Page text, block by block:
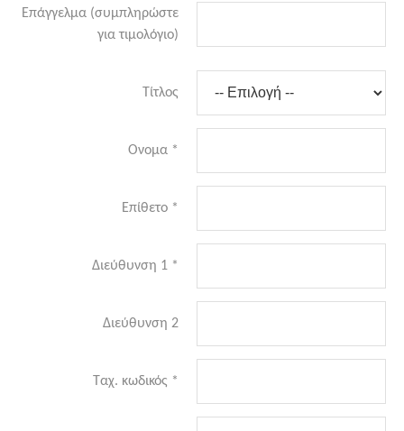
Επάγγελμα (συμπληρώστε
για τιμολόγιο)
Τίτλος
Ονομα *
Επίθετο *
Διεύθυνση 1 *
Διεύθυνση 2
Ταχ. κωδικός *